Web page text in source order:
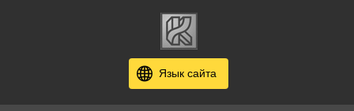
Язык сайта